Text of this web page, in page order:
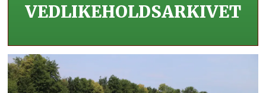
VEDLIKEHOLDS­ARKIVET